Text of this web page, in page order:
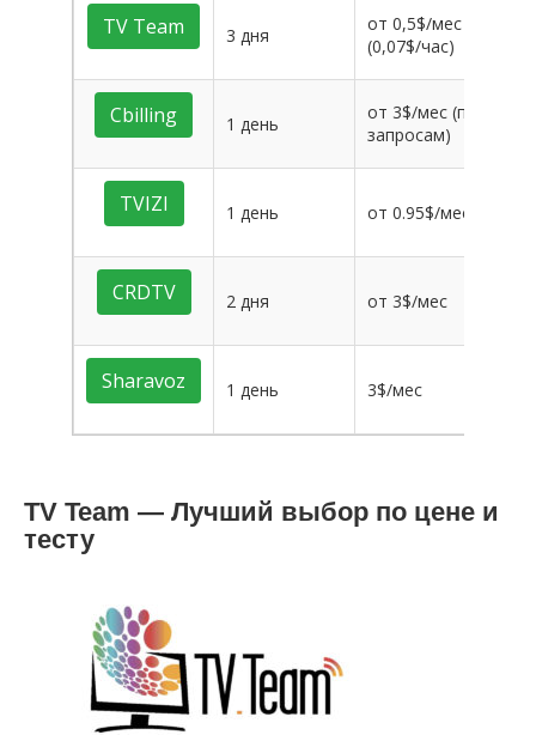
TV Team 3 дня
от 0,5$/мес
(0,07$/час)
Cbilling 1 день
от 3$/мес (по
запросам)
TVIZI 1 день от 0.95$/мес
CRDTV 2 дня от 3$/мес
Sharavoz 1 день 3$/мес
TV Team — Лучший выбор по цене и
тесту